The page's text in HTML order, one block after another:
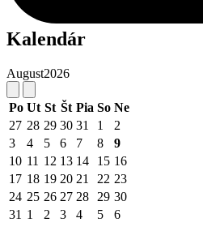
Kalendár
August2026
Po Ut St Št Pia So Ne
27 28 29 30 31 1
2
3
4 5 6 7 8
9
10 11 12 13 14 15 16
17 18 19 20 21 22 23
24 25 26 27 28 29 30
31 1 2 3 4 5 6